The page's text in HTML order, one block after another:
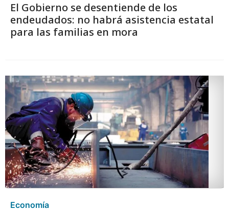
El Gobierno se desentiende de los
endeudados: no habrá asistencia estatal
para las familias en mora
Economía